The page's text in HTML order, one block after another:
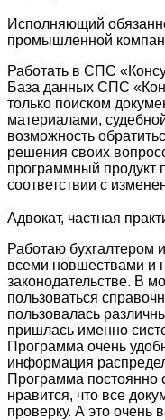
Исполняющий
промышленной
Работать в СПС
База данных СПС
только поиском
материалами,
возможность
решения своих
программный продукт
соответствии с
Адвокат, частная
Работаю бухгалтером
всеми новшествами и
законодательстве. В
пользоваться
пользовалась
пришлась именно
Программа очень
информация
Программа постоянно
нравится, что все
проверку. А это очень